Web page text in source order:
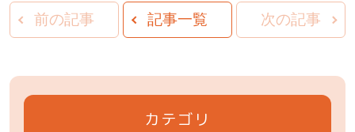
前の記事 記事一覧 次の記事
カテゴリ